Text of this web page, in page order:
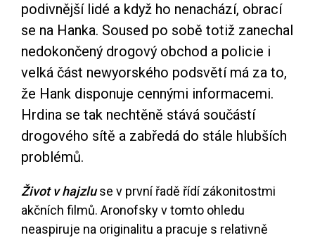
podivnější lidé a když ho nenachází, obrací
se na Hanka. Soused po sobě totiž zanechal
nedokončený drogový obchod a policie i
velká část newyorského podsvětí má za to,
že Hank disponuje cennými informacemi.
Hrdina se tak nechtěně stává součástí
drogového sítě a zabředá do stále hlubších
problémů.
Život v hajzluse v první řadě řídí zákonitostmi
akčních filmů. Aronofsky v tomto ohledu
neaspiruje na originalitu a pracuje s relativně